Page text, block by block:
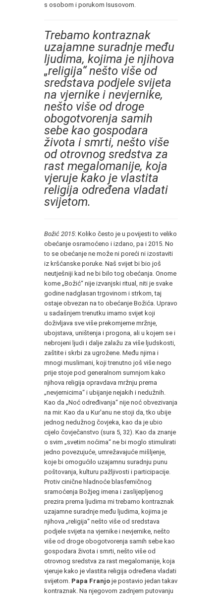
s osobom i porukom Isusovom.
Trebamo kontraznak
uzajamne suradnje među
ljudima, kojima je njihova
„religija“ nešto više od
sredstava podjele svijeta
na vjernike i nevjernike,
nešto više od droge
obogotvorenja samih
sebe kao gospodara
života i smrti, nešto više
od otrovnog sredstva za
rast megalomanije, koja
vjeruje kako je vlastita
religija određena vladati
svijetom.
Božić 2015: Koliko često je u povijesti to veliko
obećanje osramoćeno i izdano, pa i 2015. No
to se obećanje ne može ni poreći ni izostaviti
iz kršćanske poruke. Naš svijet bi bio još
neutješniji kad ne bi bilo tog obećanja. Onome
kome „Božić“ nije izvanjski ritual, niti je svake
godine nadglasan trgovinom i strkom, taj
ostaje obvezan na to obećanje Božića. Upravo
u sadašnjem trenutku imamo svijet koji
doživljava sve više prekomjerne mržnje,
ubojstava, uništenja i progona, ali u kojem se i
nebrojeni ljudi i dalje zalažu za više ljudskosti,
zaštite i skrbi za ugrožene. Među njima i
mnogi muslimani, koji trenutno još više nego
prije stoje pod generalnom sumnjom kako
njihova religija opravdava mržnju prema
„nevjernicima“ i ubijanje nejakih i nedužnih.
Kao da „Noć određivanja“ nije noć obvezivanja
na mir. Kao da u Kur'anu ne stoji da, tko ubije
jednog nedužnog čovjeka, kao da je ubio
cijelo čovječanstvo (sura 5, 32). Kao da znanje
o svim „svetim noćima“ ne bi moglo stimulirati
jedno povezujuće, umrežavajuće mišljenje,
koje bi omogućilo uzajamnu suradnju punu
poštovanja, kulturu pažljivosti i participacije.
Protiv cinične hladnoće blasfemičnog
sramoćenja Božjeg imena i zaslijepljenog
prezira prema ljudima mi trebamo kontraznak
uzajamne suradnje među ljudima, kojima je
njihova „religija“ nešto više od sredstava
podjele svijeta na vjernike i nevjernike, nešto
više od droge obogotvorenja samih sebe kao
gospodara života i smrti, nešto više od
otrovnog sredstva za rast megalomanije, koja
vjeruje kako je vlastita religija određena vladati
svijetom. Papa Franjo je postavio jedan takav
kontraznak. Na njegovom zadnjem putovanju